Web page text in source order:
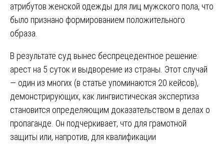
атрибутов женской одежды для лиц мужского пола, что
было признано формированием положительного
образа.
В результате суд вынес беспрецедентное решение:
арест на 5 суток и выдворение из страны. Этот случай
— один из многих (в статье упоминаются 20 кейсов),
демонстрирующих, как лингвистическая экспертиза
становится определяющим доказательством в делах о
пропаганде. Он подчеркивает, что для грамотной
защиты или, напротив, для квалификации